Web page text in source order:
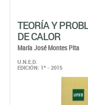
TEORÍA Y
DE CALOR
María José Montes Pita
U.N.E.D.
EDICIÓN: 1ª - 2015